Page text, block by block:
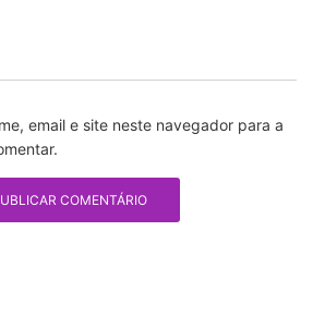
email e site neste navegador para a